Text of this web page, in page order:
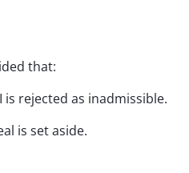
that:
is rejected as inadmissible.
is set aside.